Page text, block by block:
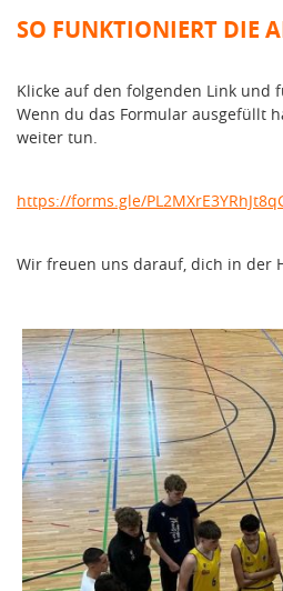
SO FUNKTIONIERT DIE
Klicke auf den folgenden Link und
Wenn du das Formular ausgefüllt
weiter tun.
https://forms.gle/
Wir freuen uns darauf, dich in der